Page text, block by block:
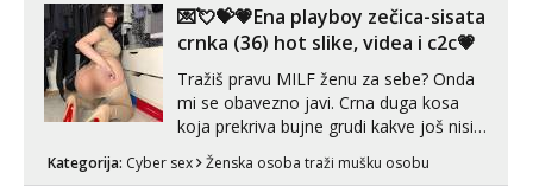
U mojoj raznolikoj ponudi možeš
pranaći nešto po svojoj mjeri. Sexi videa
s kolegica...
💌💘💝💗Ena playboy zečica-sisata
crnka (36) hot slike, videa i c2c💗
Tražiš pravu MILF ženu za sebe? Onda
mi se obavezno javi. Crna duga kosa
koja prekriva bujne grudi kakve još nisi
vidio, čista ŠESTICA! A usne? O usnama
bolje da ni ne pričam. Prave pune usne
Kategorija: Cyber sex Ženska osoba traži mušku osobu